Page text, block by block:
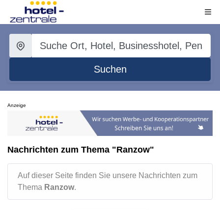
Suchen
Anzeige
Nachrichten zum Thema "Ranzow"
Auf dieser Seite finden Sie unsere Nachrichten zum
Thema Ranzow.